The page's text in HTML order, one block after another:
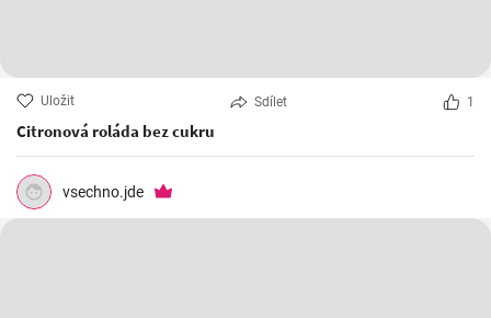
Uložit Sdílet 1
Citronová roláda bez cukru
vsechno.jde